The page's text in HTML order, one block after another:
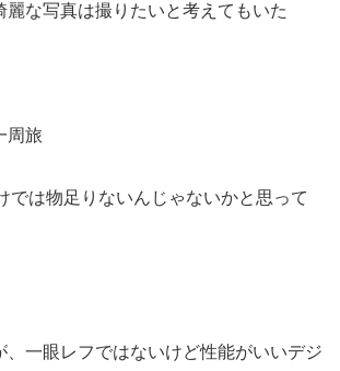
麗な写真は撮りたいと考えてもいた
周旅
では物足りないんじゃないかと思って
、一眼レフではないけど性能がいいデジ